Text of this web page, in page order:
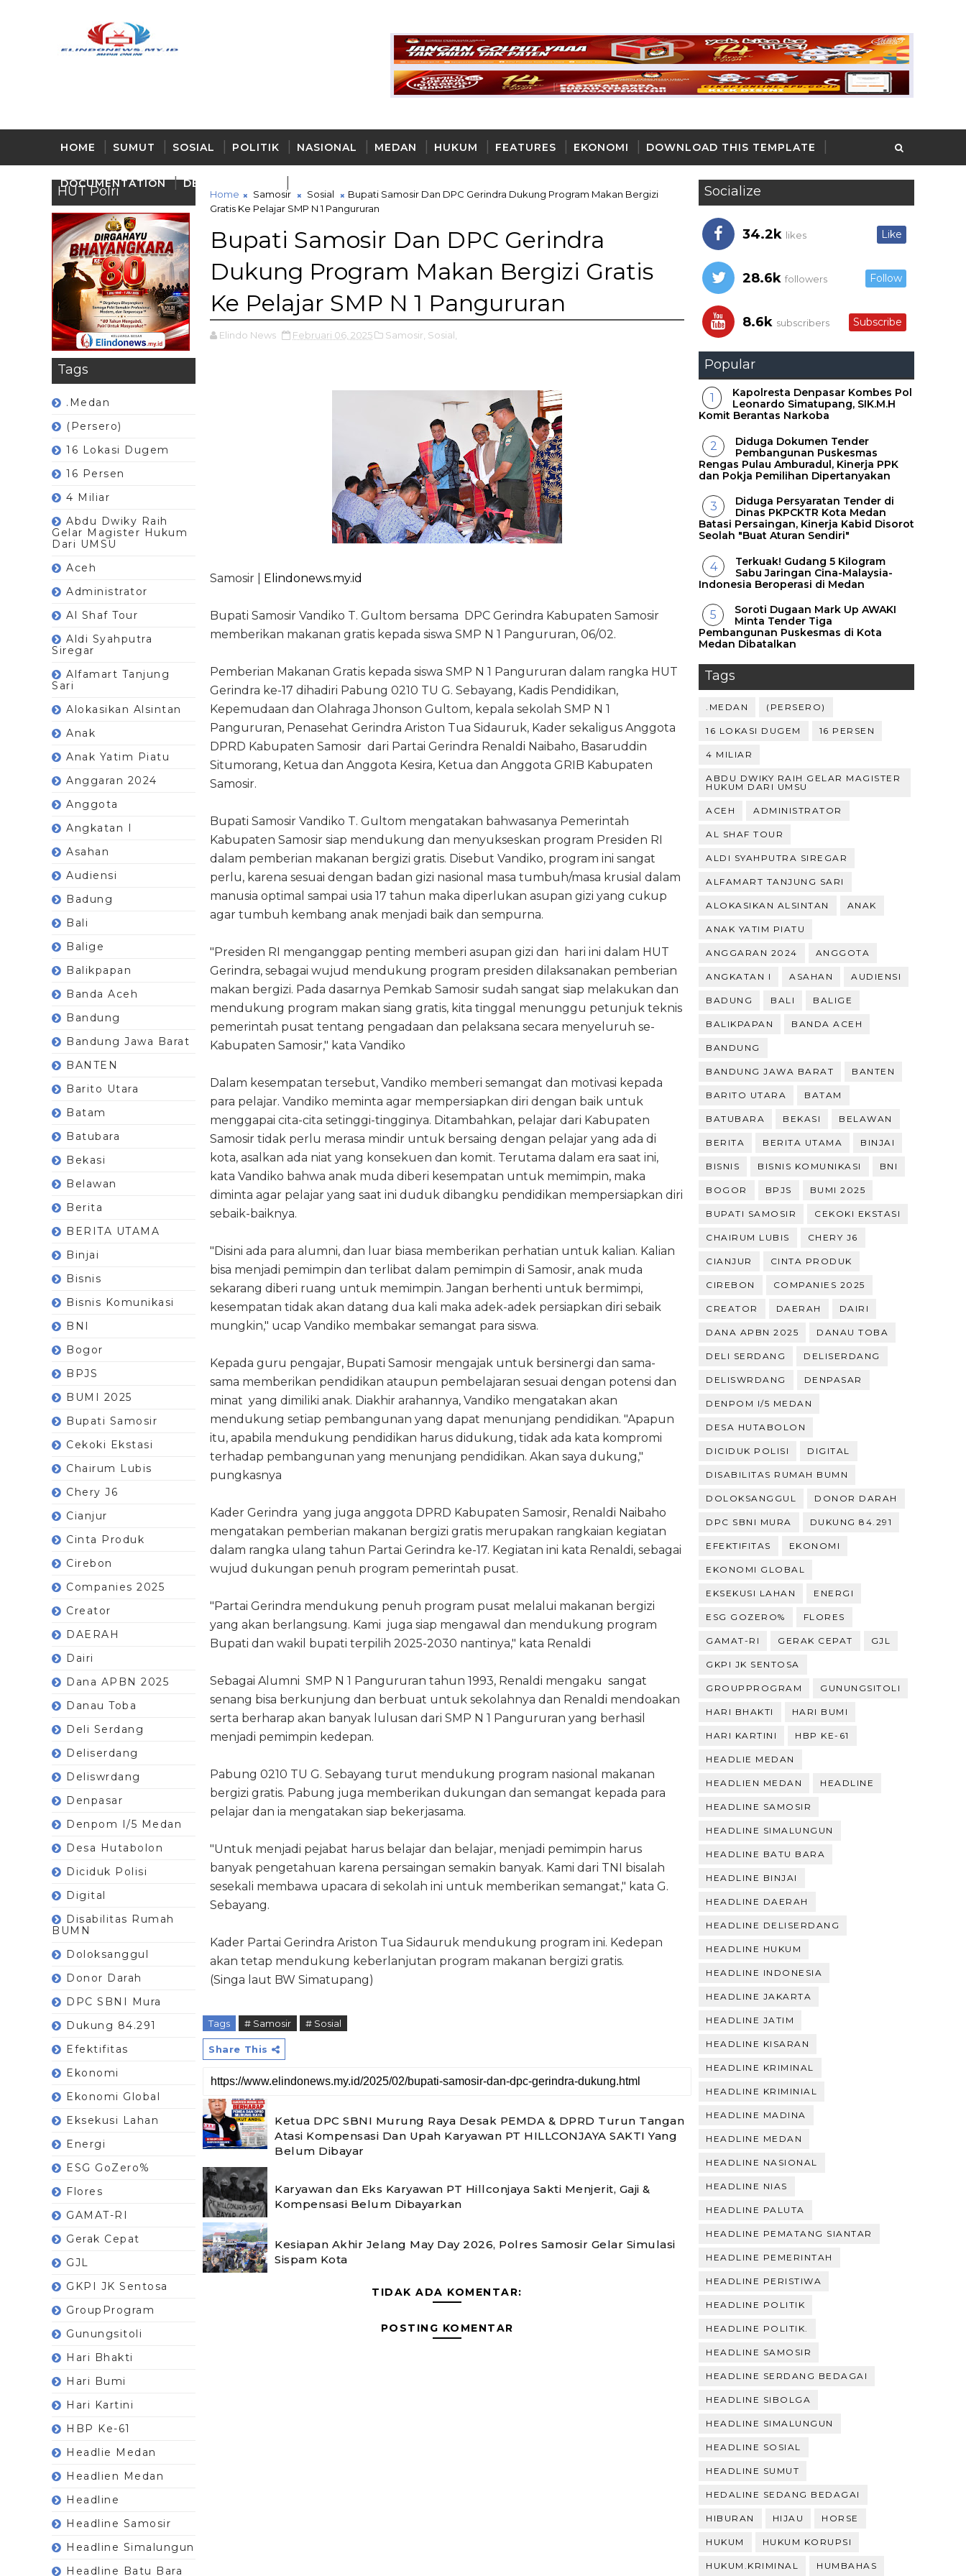
HOME SUMUT SOSIAL POLITIK NASIONAL MEDAN HUKUM FEATURES EKONOMI DOWNLOAD THIS TEMPLATE
DOCUMENTATION DELI - SERDANG
HUT Polri
Tags
.Medan
(Persero)
16 Lokasi Dugem
16 Persen
4 Miliar
Abdu Dwiky Raih
Gelar Magister Hukum
Dari UMSU
Aceh
Administrator
Al Shaf Tour
Aldi Syahputra
Siregar
Alfamart Tanjung
Sari
Alokasikan Alsintan
Anak
Anak Yatim Piatu
Anggaran 2024
Anggota
Angkatan I
Asahan
Audiensi
Badung
Bali
Balige
Balikpapan
Banda Aceh
Bandung
Bandung Jawa Barat
BANTEN
Barito Utara
Batam
Batubara
Bekasi
Belawan
Berita
BERITA UTAMA
Binjai
Bisnis
Bisnis Komunikasi
BNI
Bogor
BPJS
BUMI 2025
Bupati Samosir
Cekoki Ekstasi
Chairum Lubis
Chery J6
Cianjur
Cinta Produk
Cirebon
Companies 2025
Creator
DAERAH
Dairi
Dana APBN 2025
Danau Toba
Deli Serdang
Deliserdang
Deliswrdang
Denpasar
Denpom I/5 Medan
Desa Hutabolon
Diciduk Polisi
Digital
Disabilitas Rumah
BUMN
Doloksanggul
Donor Darah
DPC SBNI Mura
Dukung 84.291
Efektifitas
Ekonomi
Ekonomi Global
Eksekusi Lahan
Energi
ESG GoZero%
Flores
GAMAT-RI
Gerak Cepat
GJL
GKPI JK Sentosa
GroupProgram
Gunungsitoli
Hari Bhakti
Hari Bumi
Hari Kartini
HBP Ke-61
Headlie Medan
Headlien Medan
Headline
Headline Samosir
Headline Simalungun
Headline Batu Bara
Home Samosir Sosial
Bupati Samosir Dan DPC Gerindra Dukung Program Makan Bergizi
Gratis Ke Pelajar SMP N 1 Pangururan
Bupati Samosir Dan DPC Gerindra
Dukung Program Makan Bergizi Gratis
Ke Pelajar SMP N 1 Pangururan
Elindo News Februari 06, 2025 Samosir, Sosial,
Samosir | Elindonews.my.id
Bupati Samosir Vandiko T. Gultom bersama DPC Gerindra Kabupaten Samosir
memberikan makanan gratis kepada siswa SMP N 1 Pangururan, 06/02.
Pemberian Makanan Gratis kepada siswa SMP N 1 Pangururan dalam rangka HUT
Gerindra ke-17 dihadiri Pabung 0210 TU G. Sebayang, Kadis Pendidikan,
Kepemudaan dan Olahraga Jhonson Gultom, kepala sekolah SMP N 1
Pangururan, Penasehat Gerindra Ariston Tua Sidauruk, Kader sekaligus Anggota
DPRD Kabupaten Samosir dari Partai Gerindra Renaldi Naibaho, Basaruddin
Situmorang, Ketua dan Anggota Kesira, Ketua dan Anggota GRIB Kabupaten
Samosir.
Bupati Samosir Vandiko T. Gultom mengatakan bahwasanya Pemerintah
Kabupaten Samosir siap mendukung dan menyukseskan program Presiden RI
dalam pemberian makanan bergizi gratis. Disebut Vandiko, program ini sangat
perlu, karena sesuai dengan badan gizi nasional masa tumbuh/masa krusial dalam
manusia optimal sampai usia 17 tahun maka diperlukan asupan gizi yang cukup
agar tumbuh kembang anak menjadi baik dan sempurna.
"Presiden RI menganggap penting memberi asupan gizi dan hari ini dalam HUT
Gerindra, sebagai wujud mendukung program presiden dilaksanakan pemberian
makan bergizi. Pada dasarnya Pemkab Samosir sudah sangat siap melakukan dan
mendukung program makan siang gratis, kita tinggal menunggu petunjuk teknis
pemerintah pusat tentang pengadaan dan pelaksana secara menyeluruh se-
Kabupaten Samosir," kata Vandiko
Dalam kesempatan tersebut, Vandiko memberi semangat dan motivasi kepada
para pelajar. Vandiko meminta agar mempersiapkan diri dengan baik untuk
menggapai cita-cita setinggi-tingginya. Ditambahkan, pelajar dari Kabupaten
Samosir tidak perlu merasa mindir untuk bersaing dengan pelajar yang ada di
kota, asalkan ada niat yang konsekuen dan komit. Terutama dalam era saat ini,
kata Vandiko bahwa anak muda diberi kesempatan untuk memimpin, maka
diminta agar pelajar yang saat ini duduk dibangku pendidikan mempersiapkan diri
sebaik-baiknya.
"Disini ada para alumni, dan luar biasa memberikan perhatian untuk kalian. Kalian
bisa menjadi pemimpin dan terlibat dalam pemimpin di Samosir, anak muda
sekarang diberi ruang untuk memimpin. Jangan berhenti untuk bermimpi,
kesempatan tidak akan datang dua kali maka adek-adek persiapkan diri sebaik
mungkin," ucap Vandiko membakar semangat para siswa.
Kepada guru pengajar, Bupati Samosir mengajak untuk bersinergi dan sama-
sama memberikan pendidikan ataupun pembelajaran sesuai dengan potensi dan
minat yang dimiliki anak. Diakhir arahannya, Vandiko mengatakan akan
mendukung setiap pembangunan yang dapat menunjang pendidikan. "Apapun
itu, apabila mendukung pendidikan harus didukung, tidak ada kata kompromi
terhadap pembangunan yang menunjang pendidikan. Akan saya dukung,"
pungkasnya
Kader Gerindra yang juga anggota DPRD Kabupaten Samosir, Renaldi Naibaho
mengatakan pemberian makanan bergizi gratis merupakan rangkaian kegiatan
dalam rangka ulang tahun Partai Gerindra ke-17. Kegiatan ini kata Renaldi, sebagai
wujud dukungan penuh program pemerintah pusat.
"Partai Gerindra mendukung penuh program pusat melalui makanan bergizi
yang akan berlangsung. Kami juga siap mengawal dan mendukung program
Bupati dan wakil bupati terpilih 2025-2030 nantinya," kata Renaldi
Sebagai Alumni SMP N 1 Pangururan tahun 1993, Renaldi mengaku sangat
senang bisa berkunjung dan berbuat untuk sekolahnya dan Renaldi mendoakan
serta berharap akan banyak lulusan dari SMP N 1 Pangururan yang berhasil
menjadi pemimpin kedepan.
Pabung 0210 TU G. Sebayang turut mendukung program nasional makanan
bergizi gratis. Pabung juga memberikan dukungan dan semangat kepada para
pelajar dan ia mengatakan siap bekerjasama.
"Untuk menjadi pejabat harus belajar dan belajar, menjadi pemimpin harus
banyak pengetahuan karena persaingan semakin banyak. Kami dari TNI bisalah
sesekali membawa upacara di sekolah ini untuk memberikan semangat," kata G.
Sebayang.
Kader Partai Gerindra Ariston Tua Sidauruk mendukung program ini. Kedepan
akan tetap mendukung keberlanjutan program makanan bergizi gratis.
(Singa laut BW Simatupang)
Tags # Samosir # Sosial
Share This
Ketua DPC SBNI Murung Raya Desak PEMDA & DPRD Turun Tangan
Atasi Kompensasi Dan Upah Karyawan PT HILLCONJAYA SAKTI Yang
Belum Dibayar
Karyawan dan Eks Karyawan PT Hillconjaya Sakti Menjerit, Gaji &
Kompensasi Belum Dibayarkan
Kesiapan Akhir Jelang May Day 2026, Polres Samosir Gelar Simulasi
Sispam Kota
TIDAK ADA KOMENTAR:
POSTING KOMENTAR
Socialize
34.2k likes Like
28.6k followers Follow
8.6k subscribers Subscribe
Popular
Kapolresta Denpasar Kombes Pol
Leonardo Simatupang, SIK.M.H
Komit Berantas Narkoba
Diduga Dokumen Tender
Pembangunan Puskesmas
Rengas Pulau Amburadul, Kinerja PPK
dan Pokja Pemilihan Dipertanyakan
Diduga Persyaratan Tender di
Dinas PKPCKTR Kota Medan
Batasi Persaingan, Kinerja Kabid Disorot
Seolah "Buat Aturan Sendiri"
Terkuak! Gudang 5 Kilogram
Sabu Jaringan Cina-Malaysia-
Indonesia Beroperasi di Medan
Soroti Dugaan Mark Up AWAKI
Minta Tender Tiga
Pembangunan Puskesmas di Kota
Medan Dibatalkan
Tags
.MEDAN (PERSERO)
16 LOKASI DUGEM 16 PERSEN
4 MILIAR
ABDU DWIKY RAIH GELAR MAGISTER
HUKUM DARI UMSU
ACEH ADMINISTRATOR
AL SHAF TOUR
ALDI SYAHPUTRA SIREGAR
ALFAMART TANJUNG SARI
ALOKASIKAN ALSINTAN ANAK
ANAK YATIM PIATU
ANGGARAN 2024 ANGGOTA
ANGKATAN I ASAHAN AUDIENSI
BADUNG BALI BALIGE
BALIKPAPAN BANDA ACEH
BANDUNG
BANDUNG JAWA BARAT BANTEN
BARITO UTARA BATAM
BATUBARA BEKASI BELAWAN
BERITA BERITA UTAMA BINJAI
BISNIS BISNIS KOMUNIKASI BNI
BOGOR BPJS BUMI 2025
BUPATI SAMOSIR CEKOKI EKSTASI
CHAIRUM LUBIS CHERY J6
CIANJUR CINTA PRODUK
CIREBON COMPANIES 2025
CREATOR DAERAH DAIRI
DANA APBN 2025 DANAU TOBA
DELI SERDANG DELISERDANG
DELISWRDANG DENPASAR
DENPOM I/5 MEDAN
DESA HUTABOLON
DICIDUK POLISI DIGITAL
DISABILITAS RUMAH BUMN
DOLOKSANGGUL DONOR DARAH
DPC SBNI MURA DUKUNG 84.291
EFEKTIFITAS EKONOMI
EKONOMI GLOBAL
EKSEKUSI LAHAN ENERGI
ESG GOZERO% FLORES
GAMAT-RI GERAK CEPAT GJL
GKPI JK SENTOSA
GROUPPROGRAM GUNUNGSITOLI
HARI BHAKTI HARI BUMI
HARI KARTINI HBP KE-61
HEADLIE MEDAN
HEADLIEN MEDAN HEADLINE
HEADLINE SAMOSIR
HEADLINE SIMALUNGUN
HEADLINE BATU BARA
HEADLINE BINJAI
HEADLINE DAERAH
HEADLINE DELISERDANG
HEADLINE HUKUM
HEADLINE INDONESIA
HEADLINE JAKARTA
HEADLINE JATIM
HEADLINE KISARAN
HEADLINE KRIMINAL
HEADLINE KRIMINIAL
HEADLINE MADINA
HEADLINE MEDAN
HEADLINE NASIONAL
HEADLINE NIAS
HEADLINE PALUTA
HEADLINE PEMATANG SIANTAR
HEADLINE PEMERINTAH
HEADLINE PERISTIWA
HEADLINE POLITIK
HEADLINE POLITIK.
HEADLINE SAMOSIR
HEADLINE SERDANG BEDAGAI
HEADLINE SIBOLGA
HEADLINE SIMALUNGUN
HEADLINE SOSIAL
HEADLINE SUMUT
HEDALINE SEDANG BEDAGAI
HIBURAN HIJAU HORSE
HUKUM HUKUM KORUPSI
HUKUM.KRIMINAL HUMBAHAS